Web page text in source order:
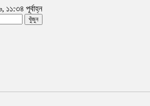
১১:৩৪ পূর্বাহ্ন
খুঁজুন